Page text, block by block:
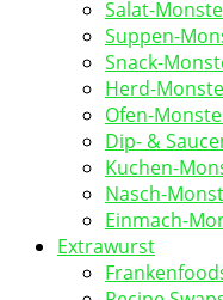
Salat-
Suppen-
Snack-
Herd-
Ofen-
Dip- &
Kuchen-
Nasch-
Einmach-
Extrawurst